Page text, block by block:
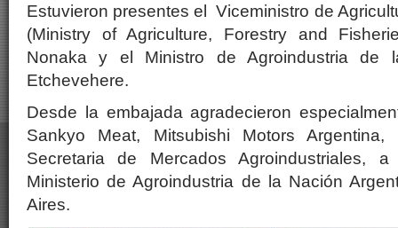
Estuvieron presentes el Viceministro de
(Ministry of Agriculture, Forestry and
Nonaka y el Ministro de Agroindustria de
Etchevehere.
Desde la embajada agradecieron
Sankyo Meat, Mitsubishi Motors
Secretaria de Mercados Agroindustriales,
Ministerio de Agroindustria de la Nación
Aires.